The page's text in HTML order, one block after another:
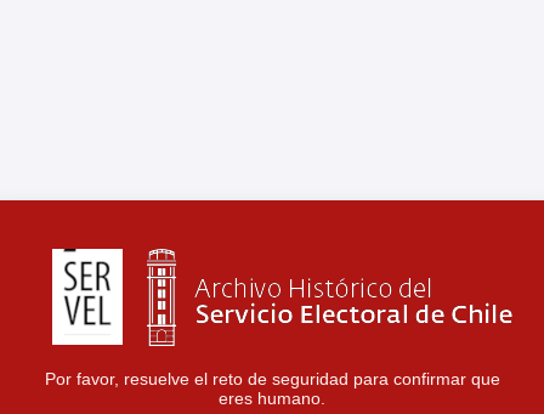
Por favor, resuelve el reto de seguridad para confirmar que
eres humano.